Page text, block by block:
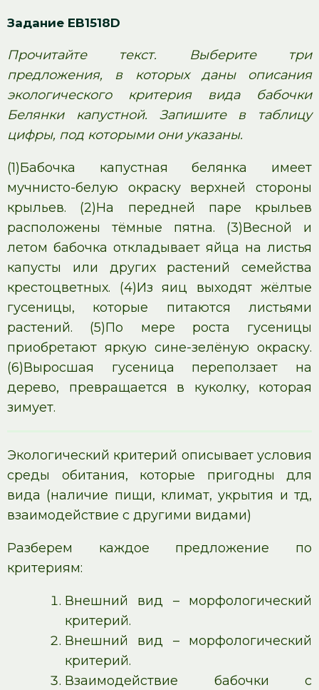
Задание EB1518D
Прочитайте текст. Выберите три
предложения, в которых даны описания
экологического критерия вида бабочки
Белянки капустной. Запишите в таблицу
цифры, под которыми они указаны.
(1)Бабочка капустная белянка имеет
мучнисто-белую окраску верхней стороны
крыльев. (2)На передней паре крыльев
расположены тёмные пятна. (3)Весной и
летом бабочка откладывает яйца на листья
капусты или других растений семейства
крестоцветных. (4)Из яиц выходят жёлтые
гусеницы, которые питаются листьями
растений. (5)По мере роста гусеницы
приобретают яркую сине-зелёную окраску.
(6)Выросшая гусеница переползает на
дерево, превращается в куколку, которая
зимует.
Экологический критерий описывает условия
среды обитания, которые пригодны для
вида (наличие пищи, климат, укрытия и тд,
взаимодействие с другими видами)
Разберем каждое предложение по
критериям:
Внешний вид – морфологический
критерий.
Внешний вид – морфологический
критерий.
Взаимодействие бабочки с